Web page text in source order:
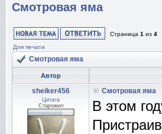
Смотровая яма
Страница 1 из 4
Для печати
Смотровая яма
Автор
sheiker456
Цитата
Старожил
Смотровая яма
В этом